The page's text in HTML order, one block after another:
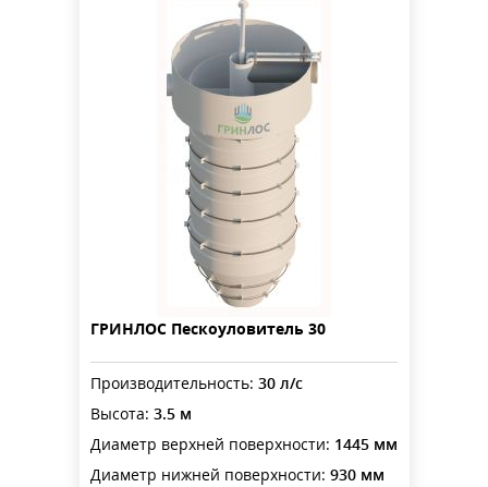
ГРИНЛОС Пескоуловитель 30
Производительность: 30 л/с
Высота: 3.5 м
Диаметр верхней поверхности: 1445 мм
Диаметр нижней поверхности: 930 мм